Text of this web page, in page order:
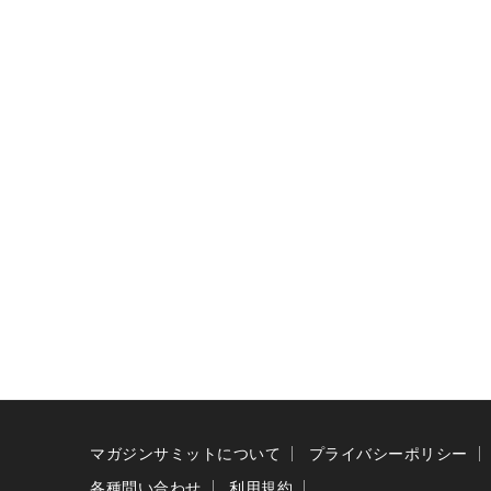
マガジンサミットについて プライバシーポリシー